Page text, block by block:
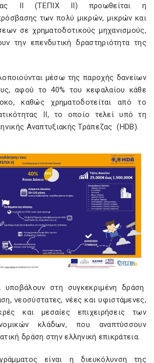
ΙΙ (ΤΕΠΙΧ ΙΙ) προωθείται η
των πολύ μικρών, μικρών και
σε χρηματοδοτικούς μηχανισμούς,
την επενδυτική δραστηριότητα της
μέσω της παροχής δανείων
αφού το 40% του κεφαλαίου κάθε
καθώς χρηματοδοτείται από το
ΙΙ, το οποίο τελεί υπό τη
Αναπτυξιακής Τράπεζας (HDB).
υποβάλουν στη συγκεκριμένη δράση
νεοσύστατες, νέες και υφιστάμενες,
και μεσαίες επιχειρήσεις των
κλάδων, που αναπτύσσουν
δράση στην ελληνική επικράτεια.
είναι η διευκόλυνση της